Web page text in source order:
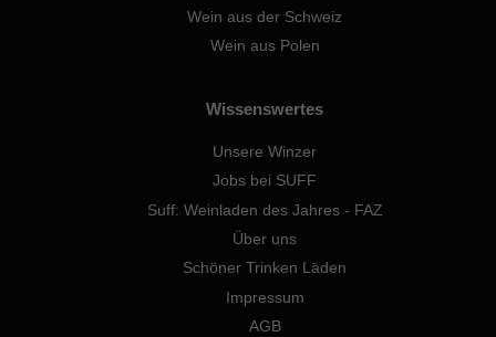
Wein aus der Schweiz
Wein aus Polen
Wissenswertes
Unsere Winzer
Jobs bei SUFF
Suff: Weinladen des Jahres - FAZ
Über uns
Schöner Trinken Läden
Impressum
AGB